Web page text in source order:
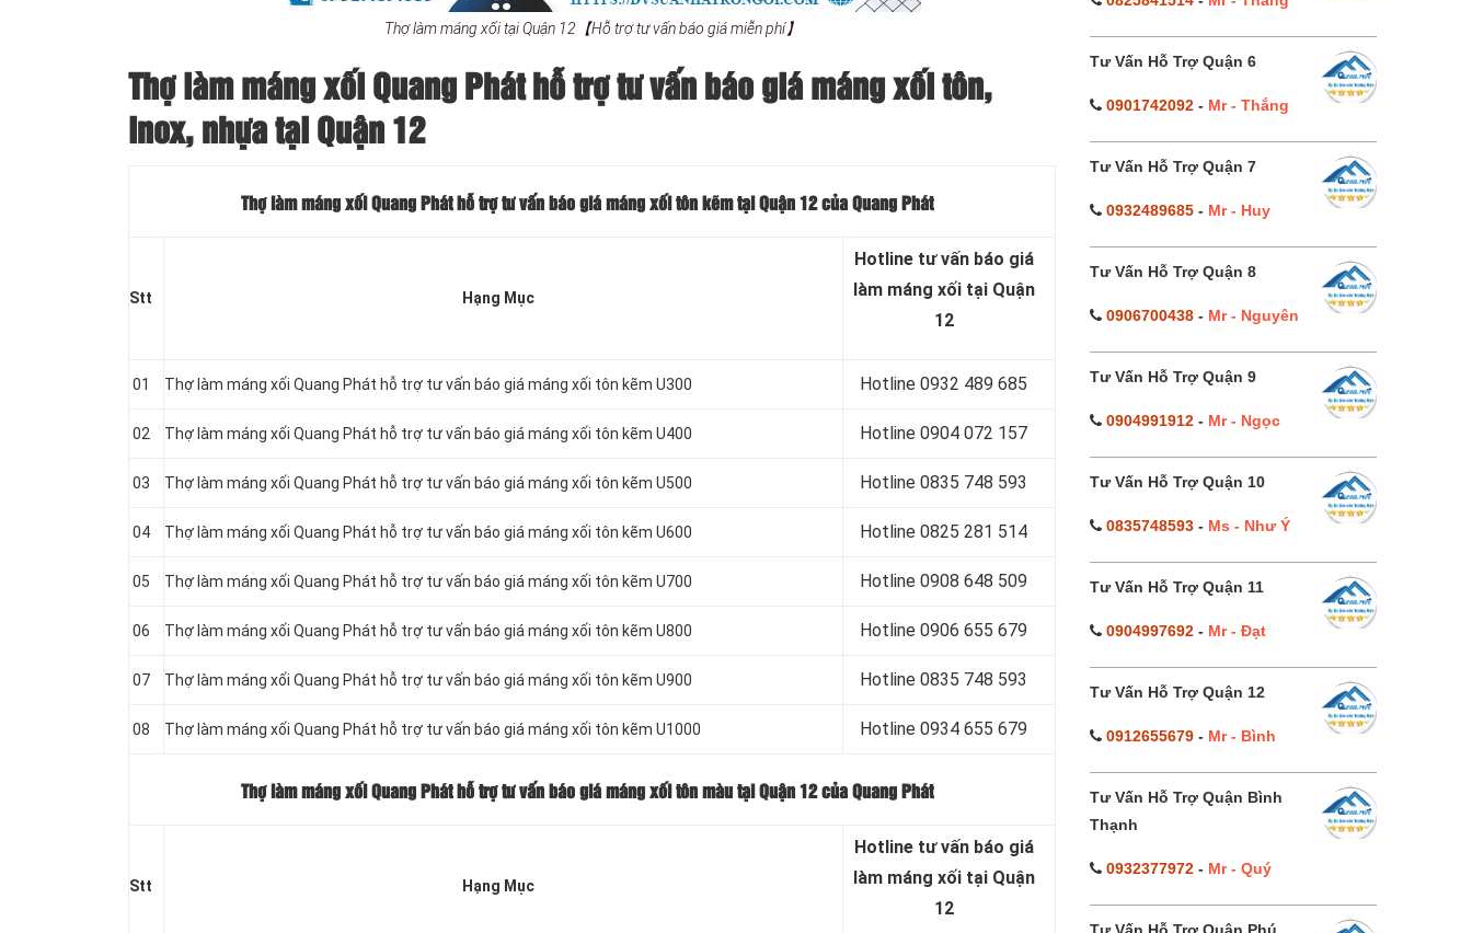
Thợ làm máng xối tại Quận 12【Hỗ trợ tư vấn báo giá miễn phí】
Thợ làm máng xối Quang Phát hỗ trợ tư vấn báo giá máng xối tôn,
inox, nhựa tại Quận 12
Thợ làm máng xối Quang Phát hỗ trợ tư vấn báo giá máng xối tôn kẽm tại Quận 12 của Quang Phát
Stt Hạng Mục
Hotline tư vấn báo giá
làm máng xối tại Quận
12
01 Thợ làm máng xối Quang Phát hỗ trợ tư vấn báo giá máng xối tôn kẽm U300 Hotline 0932 489 685
02 Thợ làm máng xối Quang Phát hỗ trợ tư vấn báo giá máng xối tôn kẽm U400 Hotline 0904 072 157
03 Thợ làm máng xối Quang Phát hỗ trợ tư vấn báo giá máng xối tôn kẽm U500 Hotline 0835 748 593
04 Thợ làm máng xối Quang Phát hỗ trợ tư vấn báo giá máng xối tôn kẽm U600 Hotline 0825 281 514
05 Thợ làm máng xối Quang Phát hỗ trợ tư vấn báo giá máng xối tôn kẽm U700 Hotline 0908 648 509
06 Thợ làm máng xối Quang Phát hỗ trợ tư vấn báo giá máng xối tôn kẽm U800 Hotline 0906 655 679
07 Thợ làm máng xối Quang Phát hỗ trợ tư vấn báo giá máng xối tôn kẽm U900 Hotline 0835 748 593
08 Thợ làm máng xối Quang Phát hỗ trợ tư vấn báo giá máng xối tôn kẽm U1000 Hotline 0934 655 679
Thợ làm máng xối Quang Phát hỗ trợ tư vấn báo giá máng xối tôn màu tại Quận 12 của Quang Phát
Stt Hạng Mục
Hotline tư vấn báo giá
làm máng xối tại Quận
12
Tư Vấn Hỗ Trợ Quận 6
0901742092- Mr - Thắng
Tư Vấn Hỗ Trợ Quận 7
0932489685- Mr - Huy
Tư Vấn Hỗ Trợ Quận 8
0906700438- Mr - Nguyên
Tư Vấn Hỗ Trợ Quận 9
0904991912- Mr - Ngọc
Tư Vấn Hỗ Trợ Quận 10
0835748593- Ms - Như Ý
Tư Vấn Hỗ Trợ Quận 11
0904997692- Mr - Đạt
Tư Vấn Hỗ Trợ Quận 12
0912655679- Mr - Bình
Tư Vấn Hỗ Trợ Quận Bình
Thạnh
0932377972- Mr - Quý